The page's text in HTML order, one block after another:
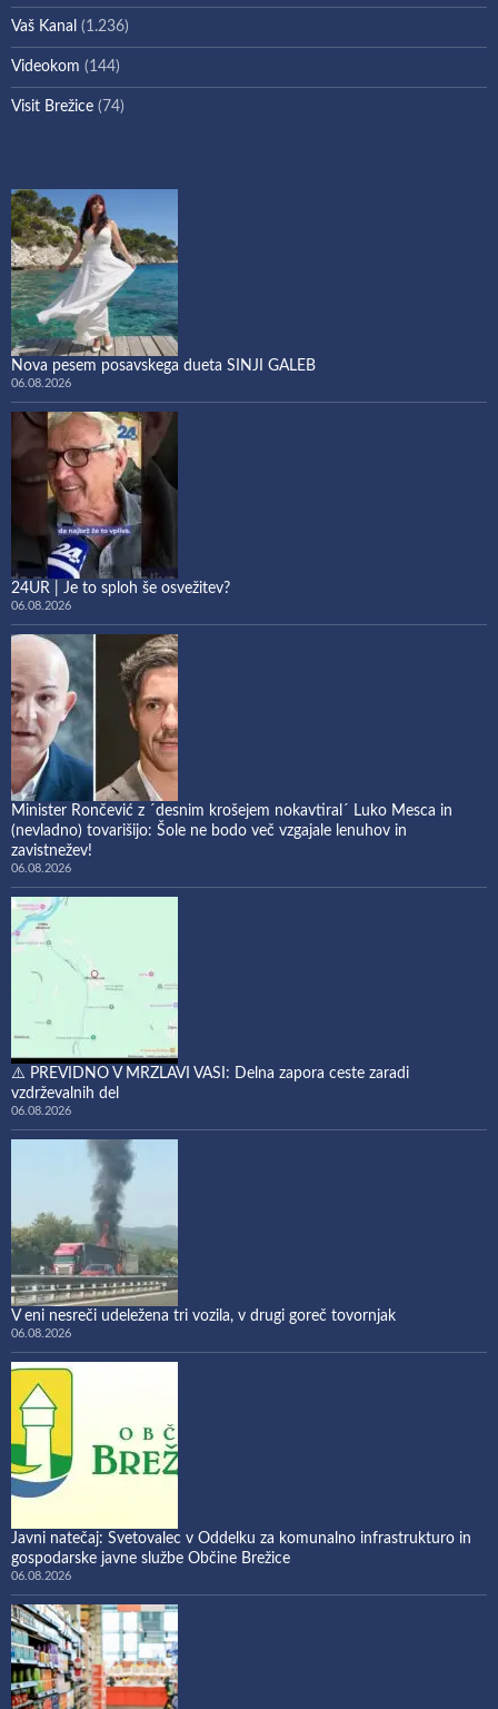
Vaš Kanal (1.236)
Videokom (144)
Visit Brežice (74)
Nova pesem posavskega dueta SINJI GALEB
06.08.2026
24UR | Je to sploh še osvežitev?
06.08.2026
Minister Rončević z ´desnim krošejem nokavtiral´ Luko Mesca in
(nevladno) tovarišijo: Šole ne bodo več vzgajale lenuhov in
zavistnežev!
06.08.2026
⚠️ PREVIDNO V MRZLAVI VASI: Delna zapora ceste zaradi
vzdrževalnih del
06.08.2026
V eni nesreči udeležena tri vozila, v drugi goreč tovornjak
06.08.2026
Javni natečaj: Svetovalec v Oddelku za komunalno infrastrukturo in
gospodarske javne službe Občine Brežice
06.08.2026